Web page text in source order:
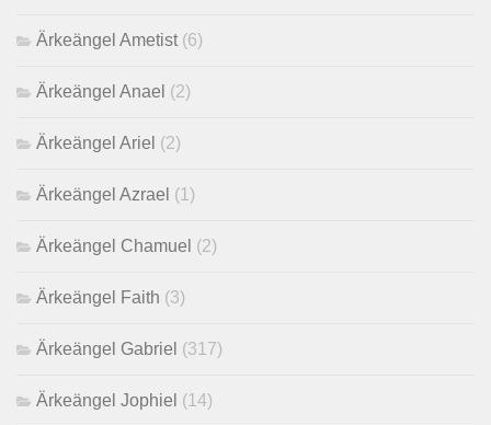
Ärkeängel Ametist (6)
Ärkeängel Anael (2)
Ärkeängel Ariel (2)
Ärkeängel Azrael (1)
Ärkeängel Chamuel (2)
Ärkeängel Faith (3)
Ärkeängel Gabriel (317)
Ärkeängel Jophiel (14)